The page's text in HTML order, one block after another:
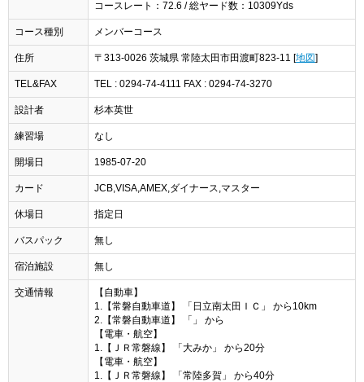
コースレート：72.6 / 総ヤード数：10309Yds
コース種別 メンバーコース
住所 〒313-0026 茨城県 常陸太田市田渡町823-11 [ 地図
TEL&FAX TEL : 0294-74-4111 FAX : 0294-74-3270
設計者 杉本英世
練習場 なし
開場日 1985-07-20
カード JCB,VISA,AMEX,ダイナース,マスター
休場日 指定日
バスパック 無し
宿泊施設 無し
交通情報
【自動車】
1.【常磐自動車道】 「日立南太田ＩＣ」 から10km
2.【常磐自動車道】 「」 から
【電車・航空】
1.【ＪＲ常磐線】 「大みか」 から20分
【電車・航空】
1.【ＪＲ常磐線】 「常陸多賀」 から40分